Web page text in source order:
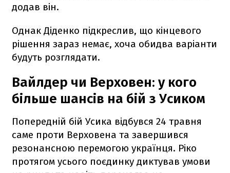
додав він.
Однак Діденко підкреслив, що кінцевого
рішення зараз немає, хоча обидва варіанти
будуть розглядати.
Вайлдер чи Верховен: у кого
більше шансів на бій з Усиком
Попередній бій Усика відбувся 24 травня
саме проти Верховена та завершився
резонансною перемогою українця. Ріко
протягом усього поєдинку диктував умови